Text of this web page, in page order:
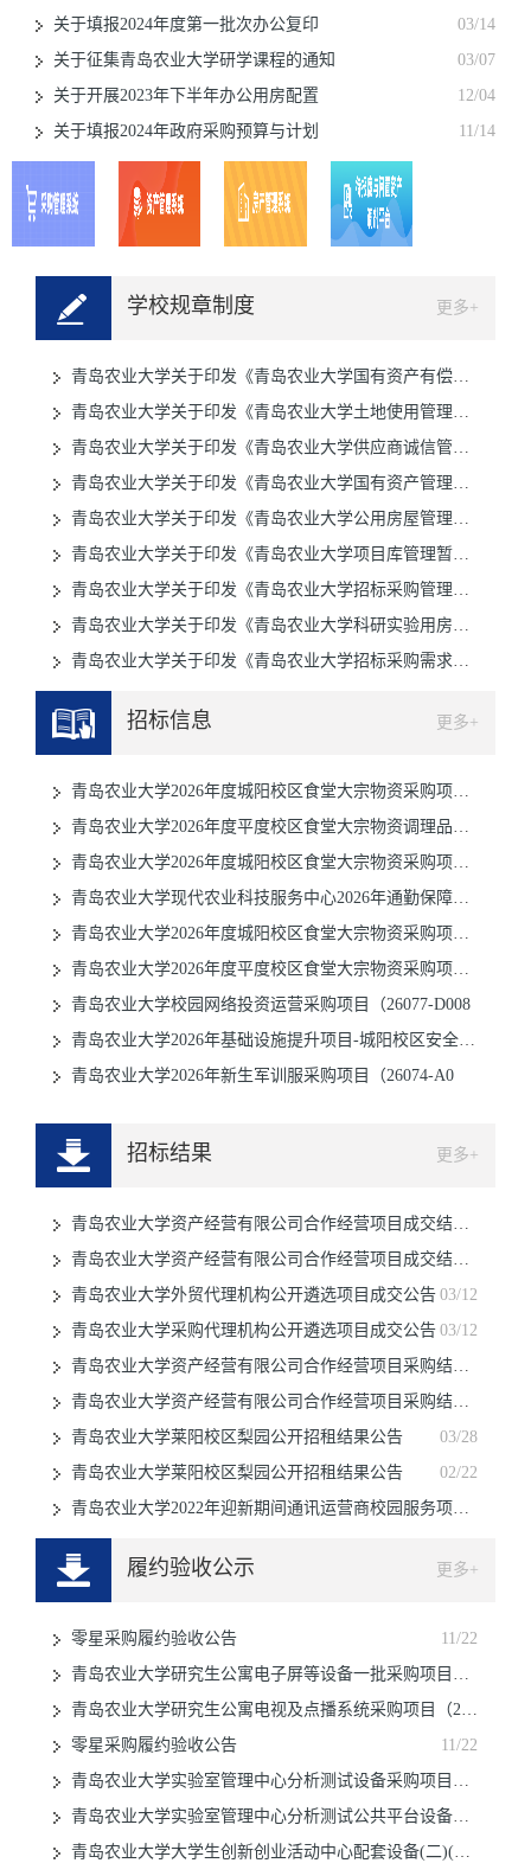
关于填报2024年度第一批次办公复印
03/14
关于征集青岛农业大学研学课程的通知
03/07
关于开展2023年下半年办公用房配置
12/04
关于填报2024年政府采购预算与计划
11/14
学校规章制度 更多+
青岛农业大学关于印发《青岛农业大学国有资产有偿使用管理实施
01/21
青岛农业大学关于印发《青岛农业大学土地使用管理办法》的通知
12/20
青岛农业大学关于印发《青岛农业大学供应商诚信管理办法》的通
12/09
青岛农业大学关于印发《青岛农业大学国有资产管理办法(修订)
12/31
青岛农业大学关于印发《青岛农业大学公用房屋管理办法》的通知
12/31
青岛农业大学关于印发《青岛农业大学项目库管理暂行办法》的通
12/31
青岛农业大学关于印发《青岛农业大学招标采购管理办法(修订)
08/18
青岛农业大学关于印发《青岛农业大学科研实验用房使用管理办法
06/21
青岛农业大学关于印发《青岛农业大学招标采购需求管理办法》的
招标信息 更多+
青岛农业大学2026年度城阳校区食堂大宗物资采购项目（二）
08/01
青岛农业大学2026年度平度校区食堂大宗物资调理品采购项目
07/31
青岛农业大学2026年度城阳校区食堂大宗物资采购项目（三）
07/31
青岛农业大学现代农业科技服务中心2026年通勤保障车租赁采
07/31
青岛农业大学2026年度城阳校区食堂大宗物资采购项目（一）
07/31
青岛农业大学2026年度平度校区食堂大宗物资采购项目(一）
07/31
青岛农业大学校园网络投资运营采购项目（26077-D008
07/31
青岛农业大学2026年基础设施提升项目-城阳校区安全保障提
07/31
青岛农业大学2026年新生军训服采购项目（26074-A0
招标结果 更多+
青岛农业大学资产经营有限公司合作经营项目成交结果公告
10/31
青岛农业大学资产经营有限公司合作经营项目成交结果公告
05/24
青岛农业大学外贸代理机构公开遴选项目成交公告 03/12
青岛农业大学采购代理机构公开遴选项目成交公告 03/12
青岛农业大学资产经营有限公司合作经营项目采购结果公告
11/13
青岛农业大学资产经营有限公司合作经营项目采购结果公告
09/26
青岛农业大学莱阳校区梨园公开招租结果公告
03/28
青岛农业大学莱阳校区梨园公开招租结果公告
02/22
青岛农业大学2022年迎新期间通讯运营商校园服务项目采购结
履约验收公示 更多+
零星采购履约验收公告
11/22
青岛农业大学研究生公寓电子屏等设备一批采购项目（23027
11/22
青岛农业大学研究生公寓电视及点播系统采购项目（23028-
11/22
零星采购履约验收公告
11/22
青岛农业大学实验室管理中心分析测试设备采购项目（四）（22
11/22
青岛农业大学实验室管理中心分析测试公共平台设备更新升级项目
11/22
青岛农业大学大学生创新创业活动中心配套设备(二)(2216